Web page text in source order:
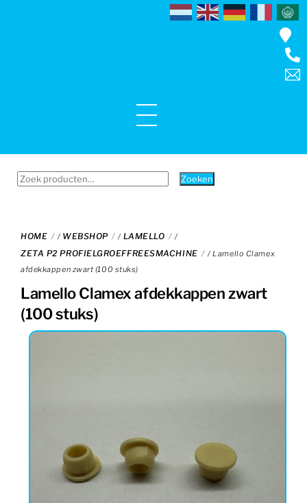
Menu
Zoeken
Zoeken
HOME / WEBSHOP / LAMELLO /
ZETA P2 PROFIELGROEFFREESMACHINE
/ Lamello Clamex
afdekkappen zwart (100 stuks)
Lamello Clamex afdekkappen zwart
(100 stuks)